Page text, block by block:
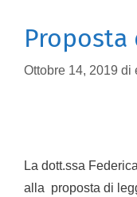
Proposta
Ottobre 14, 2019 di
La dott.ssa
alla proposta di